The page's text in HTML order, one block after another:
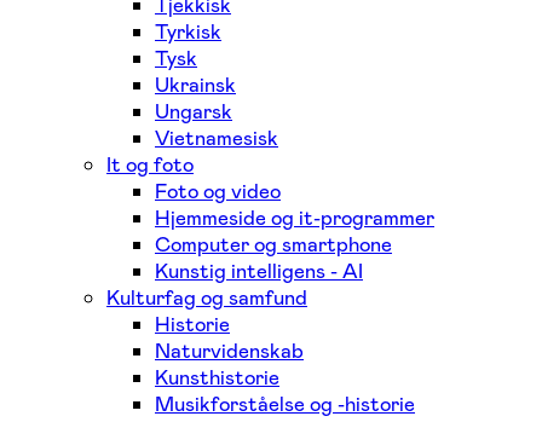
Tyrkisk
Tysk
Ukrainsk
Ungarsk
Vietnamesisk
It og foto
Foto og video
Hjemmeside og it-programmer
Computer og smartphone
Kunstig intelligens - AI
Kulturfag og samfund
Historie
Naturvidenskab
Kunsthistorie
Musikforståelse og -historie